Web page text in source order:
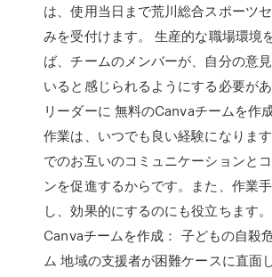
は、使用当日まで荒川総合スポーツ
みを受付けます。 生産的な職場環境
ば、チームのメンバーが、自分の意
いると感じられるようにする必要が
リーダーに 無料のCanvaチームを作
作業は、いつでも良い経験になりま
でのお互いのコミュニケーションと
ンを促進するからです。また、作業
し、効果的にするのにも役立ちます
Canvaチームを作成： 子どもの自殺
ム 地域の支援者が困難ケースに直面